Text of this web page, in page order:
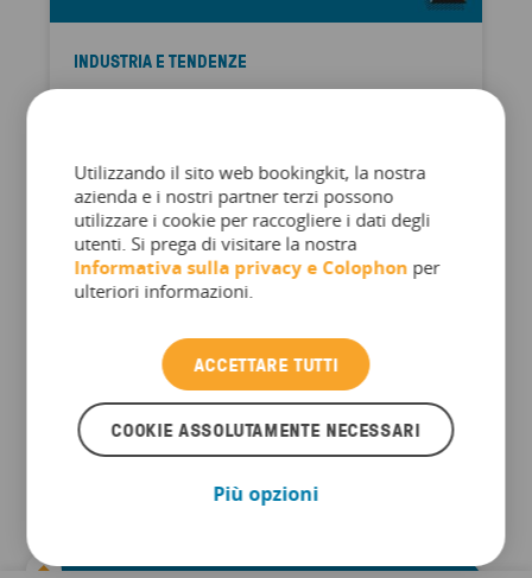
INDUSTRIA E TENDENZE
attrazioni – Grazie
all’intelligenza artificiale
Al giorno d'oggi, se non si dispone di una
strategia basata sull'intelligenza artificiale, si
dispone di una strategia, è probabile che sia
simile a quella di tutti gli altri Noi di bookingkit
non abbiamo deciso di prendere posizione ...
Utilizzando il sito web bookingkit, la nostra
azienda e i nostri partner terzi possono
utilizzare i cookie per raccogliere i dati degli
utenti. Si prega di visitare la nostra
Informativa sulla privacy e Colophon per
ulteriori informazioni.
ACCETTARE TUTTI
COOKIE ASSOLUTAMENTE NECESSARI
Più opzioni